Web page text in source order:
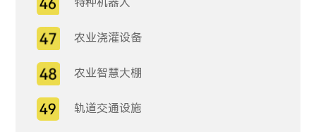
农业浇灌设备
农业智慧大棚
轨道交通设施